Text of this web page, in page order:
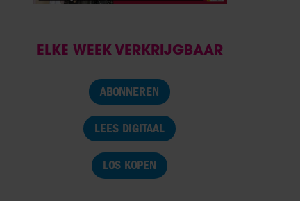
ELKE WEEK VERKRIJGBAAR
ABONNEREN
LEES DIGITAAL
LOS KOPEN